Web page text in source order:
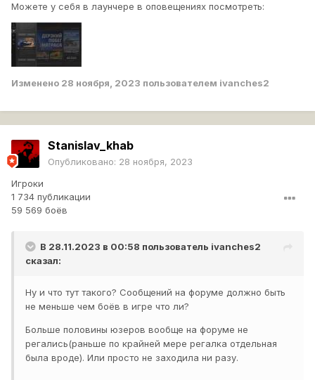
Можете у себя в лаунчере в оповещениях посмотреть:
Изменено 28 ноября, 2023 пользователем ivanches2
Stanislav_khab
Опубликовано: 28 ноября, 2023
Игроки
1 734 публикации
59 569 боёв
В 28.11.2023 в 00:58 пользователь ivanches2
сказал:
Ну и что тут такого? Сообщений на форуме должно быть
не меньше чем боёв в игре что ли?
Больше половины юзеров вообще на форуме не
регались(раньше по крайней мере регалка отдельная
была вроде). Или просто не заходила ни разу.